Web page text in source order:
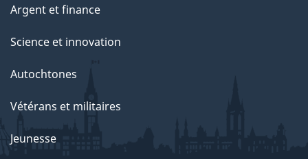
Argent et finance
Science et innovation
Autochtones
Vétérans et militaires
Jeunesse